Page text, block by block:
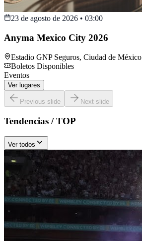
23 de agosto de 2026 • 03:00
Anyma Mexico City 2026
Estadio GNP Seguros, Ciudad de México
Boletos Disponibles
Eventos
Ver lugares
Previous slide Next slide
Tendencias / TOP
Ver todos